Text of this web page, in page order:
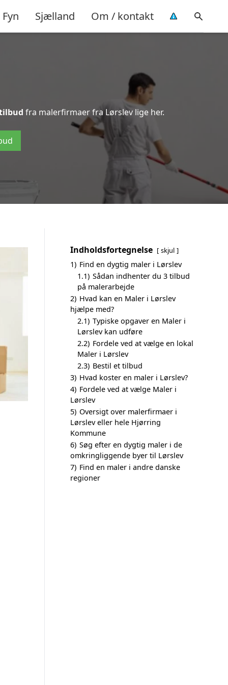
Fyn Sjælland Om / kontakt
fra malerfirmaer fra Lørslev lige her.
Indholdsfortegnelse skjul
1) Find en dygtig maler i Lørslev
1.1) Sådan indhenter du 3 tilbud
på malerarbejde
2) Hvad kan en Maler i Lørslev
hjælpe med?
2.1) Typiske opgaver en Maler i
Lørslev kan udføre
2.2) Fordele ved at vælge en lokal
Maler i Lørslev
2.3) Bestil et tilbud
3) Hvad koster en maler i Lørslev?
4) Fordele ved at vælge Maler i
Lørslev
5) Oversigt over malerfirmaer i
Lørslev eller hele Hjørring
Kommune
6) Søg efter en dygtig maler i de
omkringliggende byer til Lørslev
7) Find en maler i andre danske
regioner